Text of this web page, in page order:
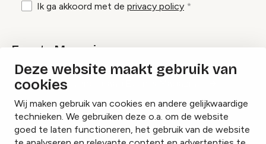
Deze website maakt gebruik van
cookies
Wij maken gebruik van cookies en andere gelijkwaardige
technieken. We gebruiken deze o.a. om de website
goed te laten functioneren, het gebruik van de website
Ik ga akkoord met de privacy policy
Events Magazine
Ik ontvang graag Events Magazine